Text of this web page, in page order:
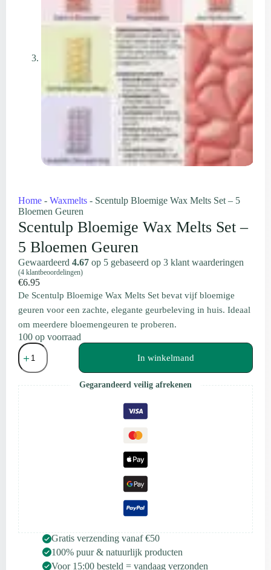
Home - Waxmelts - Scentulp Bloemige Wax Melts Set – 5
Bloemen Geuren
Scentulp Bloemige Wax Melts Set –
5 Bloemen Geuren
Gewaardeerd 4.67 op 5 gebaseerd op 3 klant waarderingen
(4 klantbeoordelingen)
€6.95
De Scentulp Bloemige Wax Melts Set bevat vijf bloemige
geuren voor een zachte, elegante geurbeleving in huis. Ideaal
om meerdere bloemengeuren te proberen.
100 op voorraad
Scentulp
Bloemige
Wax
Set
–
5
Bloemen
Geuren
aantal
In winkelmand
Gegarandeerd veilig afrekenen
Gratis verzending vanaf €50
100% puur & natuurlijk producten
Voor 15:00 besteld = vandaag verzonden